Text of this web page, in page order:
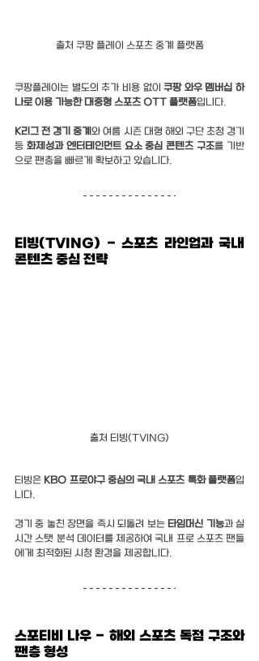
출처 쿠팡 플레이 스포츠 중계 플랫폼
쿠팡플레이는 별도의 추가 비용 없이 쿠팡 와우 멤버십 하
나로 이용 가능한 대중형 스포츠 OTT 플랫폼입니다.
K리그 전 경기 중계와 여름 시즌 대형 해외 구단 초청 경기
등 화제성과 엔터테인먼트 요소 중심 콘텐츠 구조를 기반
으로 팬층을 빠르게 확보하고 있습니다.
티빙(TVING) - 스포츠 라인업과 국내
콘텐츠 중심 전략
출처 티빙(TVING)
티빙은 KBO 프로야구 중심의 국내 스포츠 특화 플랫폼입
니다.
경기 중 놓친 장면을 즉시 되돌려 보는 타임머신 기능과 실
시간 스탯 분석 데이터를 제공하여 국내 프로 스포츠 팬들
에게 최적화된 시청 환경을 제공합니다.
스포티비 나우 - 해외 스포츠 독점 구조와
팬층 형성